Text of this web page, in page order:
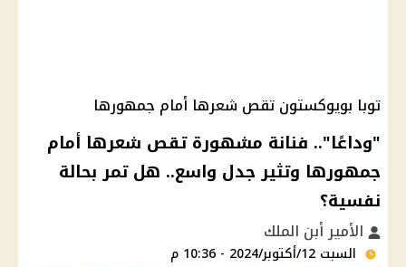
توبا بويوكستون تقص شعرها أمام جمهورها
"وداعًا".. فنانة مشهورة تقص شعرها أمام
جمهورها وتثير جدل واسع.. هل تمر بحالة
نفسية؟
الأمير أبن الملك
السبت 12/أكتوبر/2024 - 10:36 م